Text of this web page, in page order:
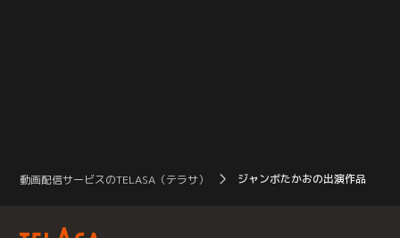
動画配信サービスのTELASA（テラサ） ジャンボたかおの出演作品